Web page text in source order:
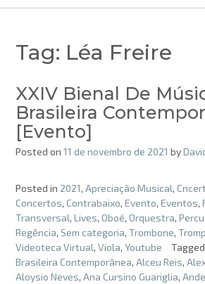
Tag: Léa Freire
XXIV Bienal De
Brasileira
[Evento]
Posted on 11 de novembro de 2021 by
Posted in 2021, Apreciação Musical,
Concertos, Contrabaixo, Evento, Eventos,
Transversal, Lives, Oboé, Orquestra,
Regência, Sem categoria, Trombone,
Videoteca Virtual, Viola, Youtube Tagged
Brasileira Contemporânea, Alceu Reis,
Aloysio Neves, Ana Cursino Guariglia,